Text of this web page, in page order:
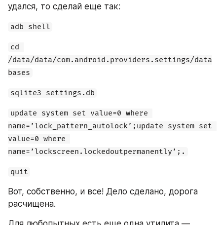
удался, то сделай еще так:
adb shell
cd
/data/data/com.android.providers.settings/data
bases
sqlite3 settings.db
update system set value=0 where
name=’lock_pattern_autolock’;update system set
value=0 where
name=’lockscreen.lockedoutpermanently’;.
quit
Вот, собственно, и все! Дело сделано, дорога
расчищена.